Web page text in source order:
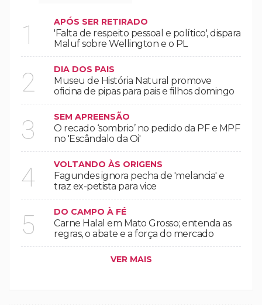
1 APÓS SER RETIRADO
'Falta de respeito pessoal e político', dispara
Maluf sobre Wellington e o PL
2 DIA DOS PAIS
Museu de História Natural promove
oficina de pipas para pais e filhos domingo
3 SEM APREENSÃO
O recado ‘sombrio’ no pedido da PF e MPF
no 'Escândalo da Oi'
4 VOLTANDO ÀS ORIGENS
Fagundes ignora pecha de 'melancia' e
traz ex-petista para vice
5 DO CAMPO À FÉ
Carne Halal em Mato Grosso; entenda as
regras, o abate e a força do mercado
VER MAIS